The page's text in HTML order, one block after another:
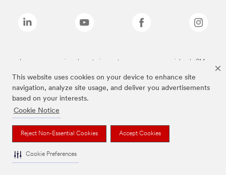
This website uses cookies on your device to enhance site
navigation, analyze site usage, and deliver you advertisements
based on your interests.
Cookie Notice
Reject Non-Essential Cookies Accept Cookies
Cookie Preferences
Las marcas mencionadas anteriormente son marcas comerciales de 3M.